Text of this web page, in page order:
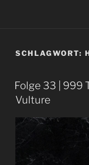
SCHLAGWORT:
Folge 33 | 999
Vulture